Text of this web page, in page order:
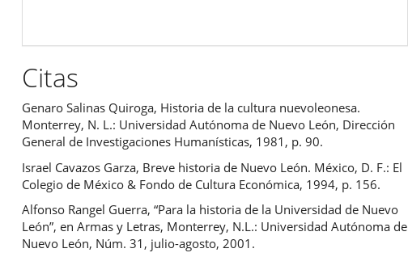
Citas
Genaro Salinas Quiroga, Historia de la cultura nuevoleonesa.
Monterrey, N. L.: Universidad Autónoma de Nuevo León, Dirección
General de Investigaciones Humanísticas, 1981, p. 90.
Israel Cavazos Garza, Breve historia de Nuevo León. México, D. F.: El
Colegio de México & Fondo de Cultura Económica, 1994, p. 156.
Alfonso Rangel Guerra, “Para la historia de la Universidad de Nuevo
León”, en Armas y Letras, Monterrey, N.L.: Universidad Autónoma de
Nuevo León, Núm. 31, julio-agosto, 2001.